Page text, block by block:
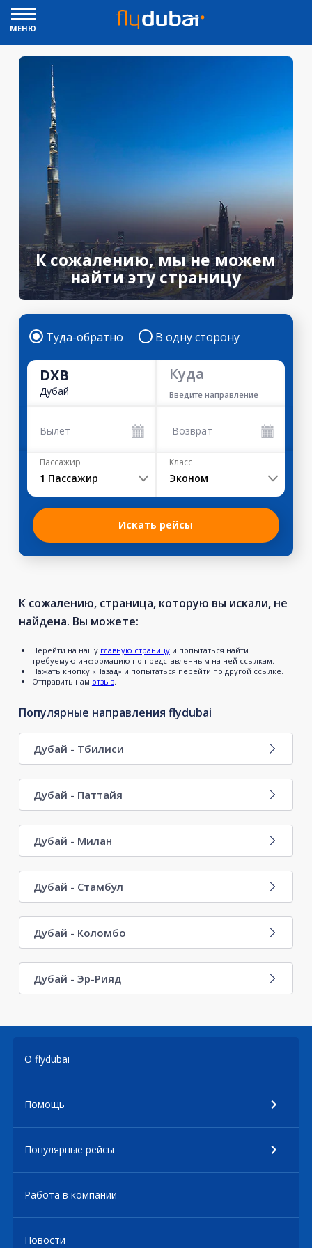
МЕНЮ
К сожалению, мы не можем
найти эту страницу
Туда-обратно В одну сторону
DXB
Дубай
Куда
Введите направление
Вылет Возврат
Пассажир
1 Пассажир
Класс
Эконом
Искать рейсы
К сожалению, страница, которую вы искали, не
найдена. Вы можете:
Перейти на нашу главную страницуи попытаться найти
требуемую информацию по представленным на ней ссылкам.
Нажать кнопку «Назад» и попытаться перейти по другой ссылке.
Отправить нам отзыв.
Популярные направления flydubai
Дубай - Тбилиси
Дубай - Паттайя
Дубай - Милан
Дубай - Стамбул
Дубай - Коломбо
Дубай - Эр-Рияд
О flydubai
Помощь
Популярные рейсы
Работа в компании
Новости